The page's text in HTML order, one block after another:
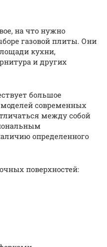
на что нужно
газовой плиты. Они
кухни,
и других
большое
современных
между собой
определенного
поверхностей: